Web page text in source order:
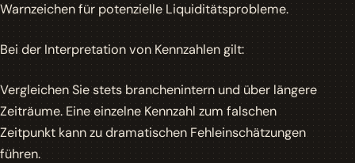
Warnzeichen für potenzielle Liquiditätsprobleme.
Bei der Interpretation von Kennzahlen gilt:
Vergleichen Sie stets branchenintern und über längere
Zeiträume. Eine einzelne Kennzahl zum falschen
Zeitpunkt kann zu dramatischen Fehleinschätzungen
führen.